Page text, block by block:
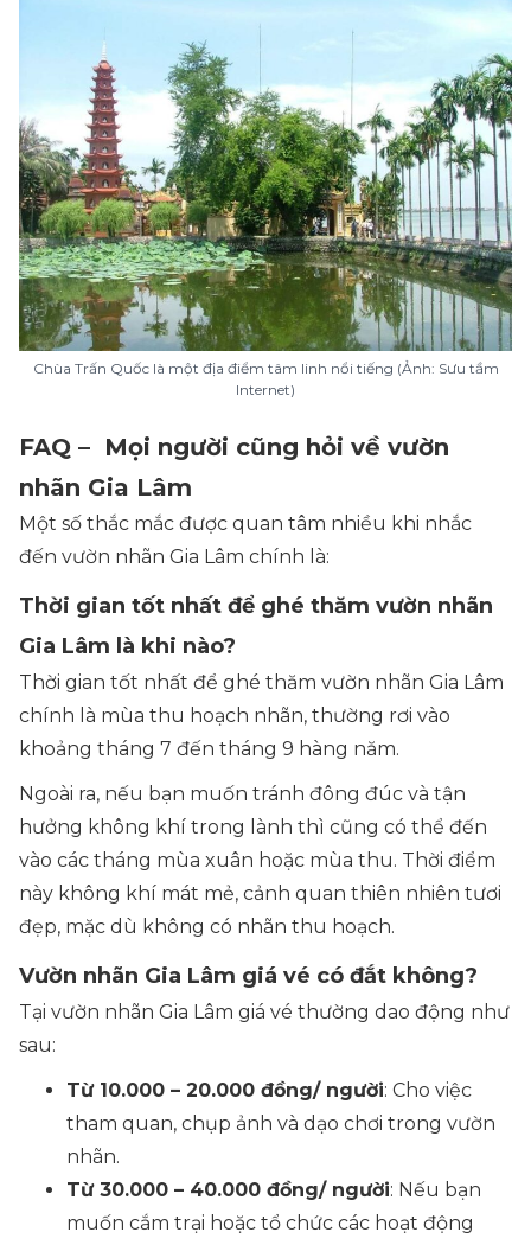
Chùa Trấn Quốc là một địa điểm tâm linh nổi tiếng (Ảnh: Sưu tầm
Internet)
FAQ – Mọi người cũng hỏi về vườn
nhãn Gia Lâm
Một số thắc mắc được quan tâm nhiều khi nhắc
đến vườn nhãn Gia Lâm chính là:
Thời gian tốt nhất để ghé thăm vườn nhãn
Gia Lâm là khi nào?
Thời gian tốt nhất để ghé thăm vườn nhãn Gia Lâm
chính là mùa thu hoạch nhãn, thường rơi vào
khoảng tháng 7 đến tháng 9 hàng năm.
Ngoài ra, nếu bạn muốn tránh đông đúc và tận
hưởng không khí trong lành thì cũng có thể đến
vào các tháng mùa xuân hoặc mùa thu. Thời điểm
này không khí mát mẻ, cảnh quan thiên nhiên tươi
đẹp, mặc dù không có nhãn thu hoạch.
Vườn nhãn Gia Lâm giá vé có đắt không?
Tại vườn nhãn Gia Lâm giá vé thường dao động như
sau:
Từ 10.000 – 20.000 đồng/ người: Cho việc
tham quan, chụp ảnh và dạo chơi trong vườn
nhãn.
Từ 30.000 – 40.000 đồng/ người: Nếu bạn
muốn cắm trại hoặc tổ chức các hoạt động